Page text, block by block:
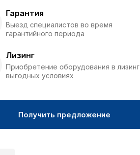
Гарантия
Выезд специалистов во время
гарантийного периода
Лизинг
Приобретение оборудования в
выгодных условиях
Получить предложение